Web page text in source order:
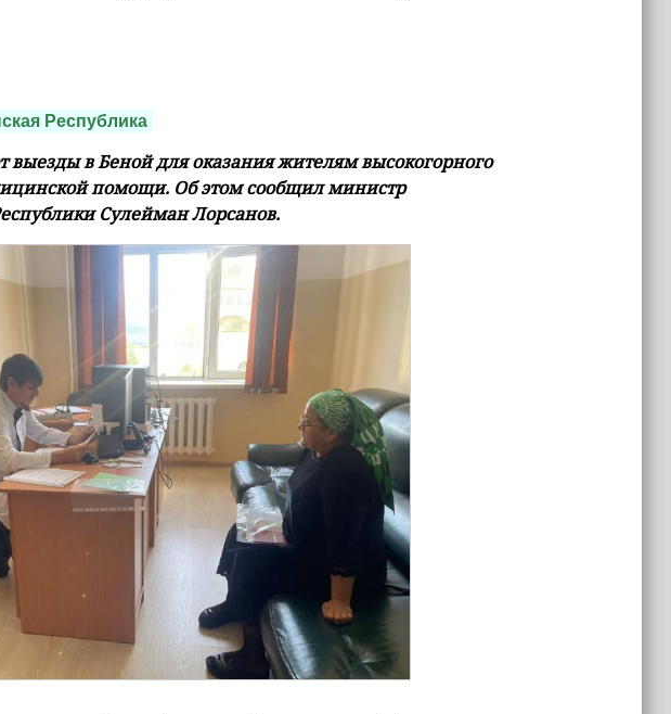
Республика
выезды в Беной для оказания жителям высокогорного
помощи. Об этом сообщил министр
Сулейман Лорсанов.